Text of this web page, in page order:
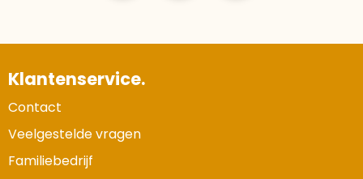
Klantenservice.
Contact
Veelgestelde vragen
Familiebedrijf